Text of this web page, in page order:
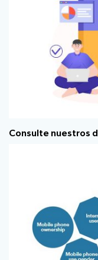
Consulte nuestros